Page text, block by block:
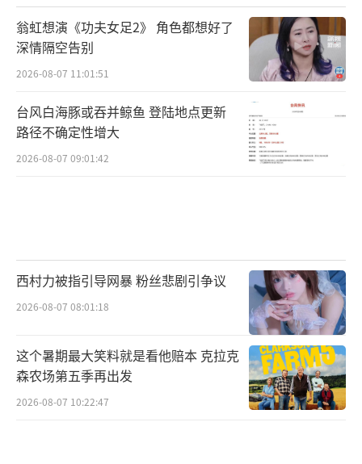
翁虹想演《功夫女足2》 角色都想好了
深情隔空告别
2026-08-07 11:01:51
台风白海豚或吞并鲸鱼 登陆地点更新
路径不确定性增大
2026-08-07 09:01:42
西村力被指引导网暴 粉丝悲剧引争议
2026-08-07 08:01:18
这个暑期最大笑料就是看他赔本 克拉克
森农场第五季再出发
2026-08-07 10:22:47